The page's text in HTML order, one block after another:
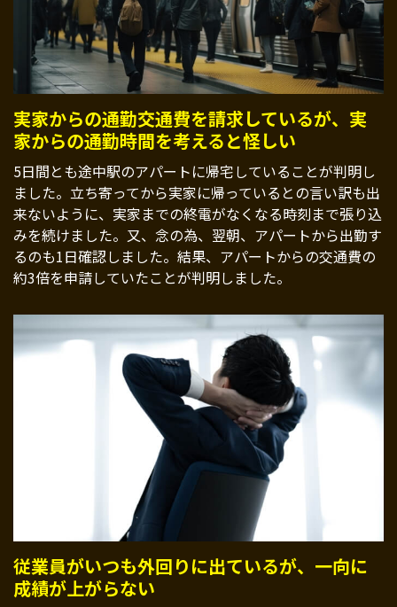
実家からの通勤交通費を請求しているが、実
家からの通勤時間を考えると怪しい
5日間とも途中駅のアパートに帰宅していることが判明し
ました。立ち寄ってから実家に帰っているとの言い訳も出
来ないように、実家までの終電がなくなる時刻まで張り込
みを続けました。又、念の為、翌朝、アパートから出勤す
るのも1日確認しました。結果、アパートからの交通費の
約3倍を申請していたことが判明しました。
従業員がいつも外回りに出ているが、一向に
成績が上がらない